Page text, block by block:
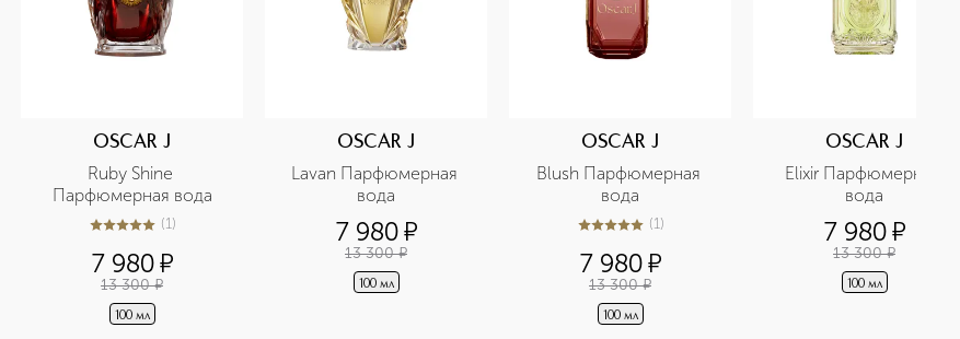
OSCAR J
Ruby Shine
Парфюмерная вода
5из 51 (1)
7 980¤
13 300 ¤
100 мл
OSCAR J
Lavan Парфюмерная
вода
7 980¤
13 300 ¤
100 мл
OSCAR J
Blush Парфюмерная
вода
5из 51 (1)
7 980¤
13 300 ¤
100 мл
OSCAR J
Elixir Парфюмерная
вода
7 980¤
13 300 ¤
100 мл